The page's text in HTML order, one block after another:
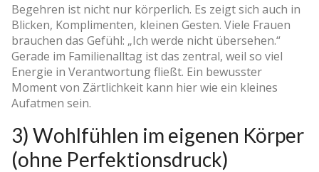
Begehren ist nicht nur körperlich. Es zeigt sich auch in
Blicken, Komplimenten, kleinen Gesten. Viele Frauen
brauchen das Gefühl: „Ich werde nicht übersehen.“
Gerade im Familienalltag ist das zentral, weil so viel
Energie in Verantwortung fließt. Ein bewusster
Moment von Zärtlichkeit kann hier wie ein kleines
Aufatmen sein.
3) Wohlfühlen im eigenen Körper
(ohne Perfektionsdruck)